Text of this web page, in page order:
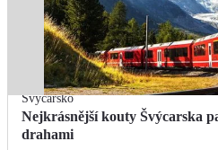
Švýcarsko
Nejkrásnější kouty Švýcarska
drahami